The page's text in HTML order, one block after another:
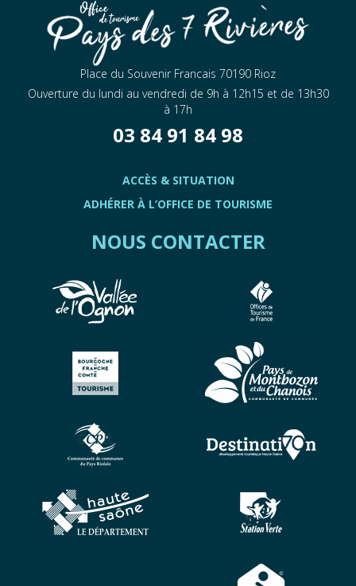
Place du Souvenir Francais 70190 Rioz
Ouverture du lundi au vendredi de 9h à 12h15 et de 13h30
à 17h
03 84 91 84 98
ACCÈS & SITUATION
ADHÉRER À L’OFFICE DE TOURISME
NOUS CONTACTER